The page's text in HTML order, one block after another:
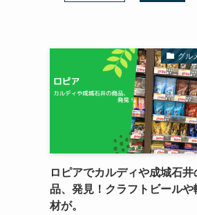
グル
ロピアでカルディや成城石井
品、発見！クラフトビールや
材が。